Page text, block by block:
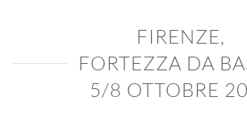
FIRENZE,
FORTEZZA DA
5/8 OTTOBRE